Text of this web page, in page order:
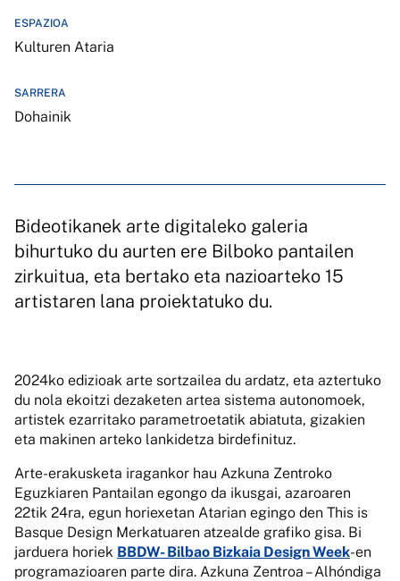
ESPAZIOA
Kulturen Ataria
SARRERA
Dohainik
Bideotikanek arte digitaleko galeria
bihurtuko du aurten ere Bilboko pantailen
zirkuitua, eta bertako eta nazioarteko 15
artistaren lana proiektatuko du.
2024ko edizioak arte sortzailea du ardatz, eta aztertuko
du nola ekoitzi dezaketen artea sistema autonomoek,
artistek ezarritako parametroetatik abiatuta, gizakien
eta makinen arteko lankidetza birdefinituz.
Arte-erakusketa iragankor hau Azkuna Zentroko
Eguzkiaren Pantailan egongo da ikusgai, azaroaren
22tik 24ra, egun horiexetan Atarian egingo den This is
Basque Design Merkatuaren atzealde grafiko gisa. Bi
jarduera horiek BBDW- Bilbao Bizkaia Design Week-en
programazioaren parte dira. Azkuna Zentroa – Alhóndiga